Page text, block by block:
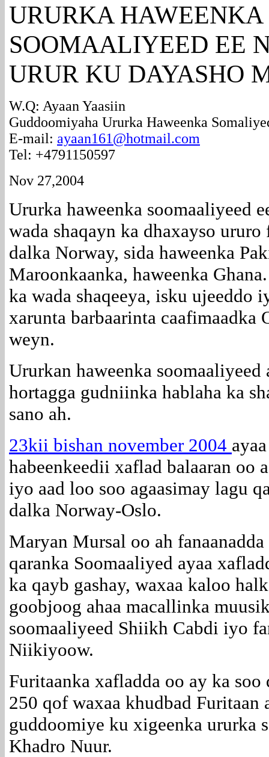
URURKAHAWEENKA
SOOMAALIYEED EE
URUR KU DAYASHO
W.Q: Ayaan Yaasiin
Guddoomiyaha Ururka Haweenka
E-mail: ayaan161@hotmail.com
Tel: +4791150597
Nov 27,2004
Ururka haweenka soomaaliyeed
wada shaqayn ka dhaxayso
dalka Norway, sida haweenka
Maroonkaanka, haweenka
ka wada shaqeeya, isku ujeeddo
xarunta barbaarinta
weyn.
Ururkan haweenka soomaaliyeed
hortagga gudniinka hablaha ka
sano ah.
23kii bishan november 2004 ayaa
habeenkeedii xaflad balaaran oo
iyo aad loo soo agaasimay lagu
dalka Norway-Oslo.
Maryan Mursal oo ah fanaanadda
qaranka Soomaaliyed ayaa
ka qayb gashay, waxaa kaloo
goobjoog ahaa macallinka
soomaaliyeed Shiikh Cabdi iyo
Niikiyoow.
Furitaanka xafladda oo ay ka soo
250 qof waxaa khudbad Furitaan
guddoomiye ku xigeenka ururka
Khadro Nuur.